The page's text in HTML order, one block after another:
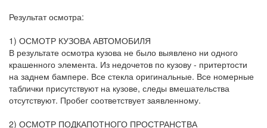
Результат осмотра:
1) ОСМОТР КУЗОВА АВТОМОБИЛЯ
В результате осмотра кузова не было выявлено ни одного
крашенного элемента. Из недочетов по кузову - притертости
на заднем бампере. Все стекла оригинальные. Все номерные
таблички присутствуют на кузове, следы вмешательства
отсутствуют. Пробег соответствует заявленному.
2) ОСМОТР ПОДКАПОТНОГО ПРОСТРАНСТВА